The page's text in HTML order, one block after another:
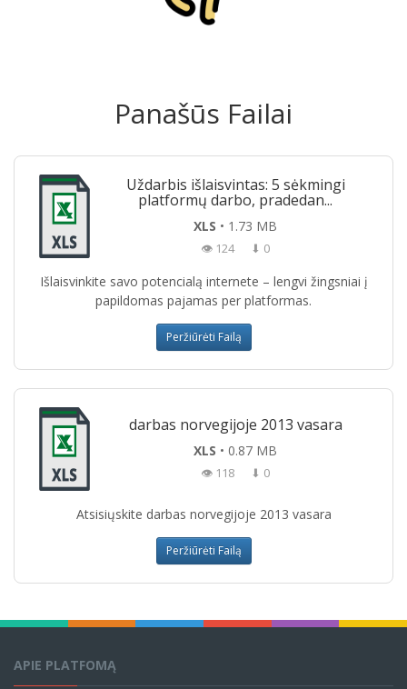
Panašūs Failai
Uždarbis išlaisvintas: 5 sėkmingi
platformų darbo, pradedan...
XLS • 1.73 MB
👁 124 ⬇ 0
Išlaisvinkite savo potencialą internete – lengvi žingsniai į
papildomas pajamas per platformas.
Peržiūrėti Failą
darbas norvegijoje 2013 vasara
XLS • 0.87 MB
👁 118 ⬇ 0
Atsisiųskite darbas norvegijoje 2013 vasara
Peržiūrėti Failą
APIE PLATFOMĄ